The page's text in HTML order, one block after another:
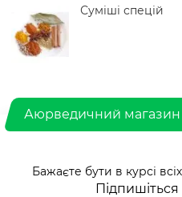
Суміші спецій
Аюрведичний
Бажаєте бути в курсі